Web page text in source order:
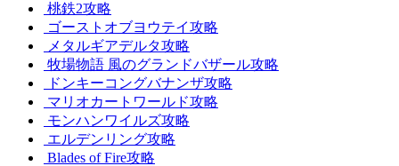
桃鉄2攻略
ゴーストオブヨウテイ攻略
メタルギアデルタ攻略
牧場物語 風のグランドバザール攻略
ドンキーコングバナンザ攻略
マリオカートワールド攻略
モンハンワイルズ攻略
エルデンリング攻略
Blades of Fire攻略